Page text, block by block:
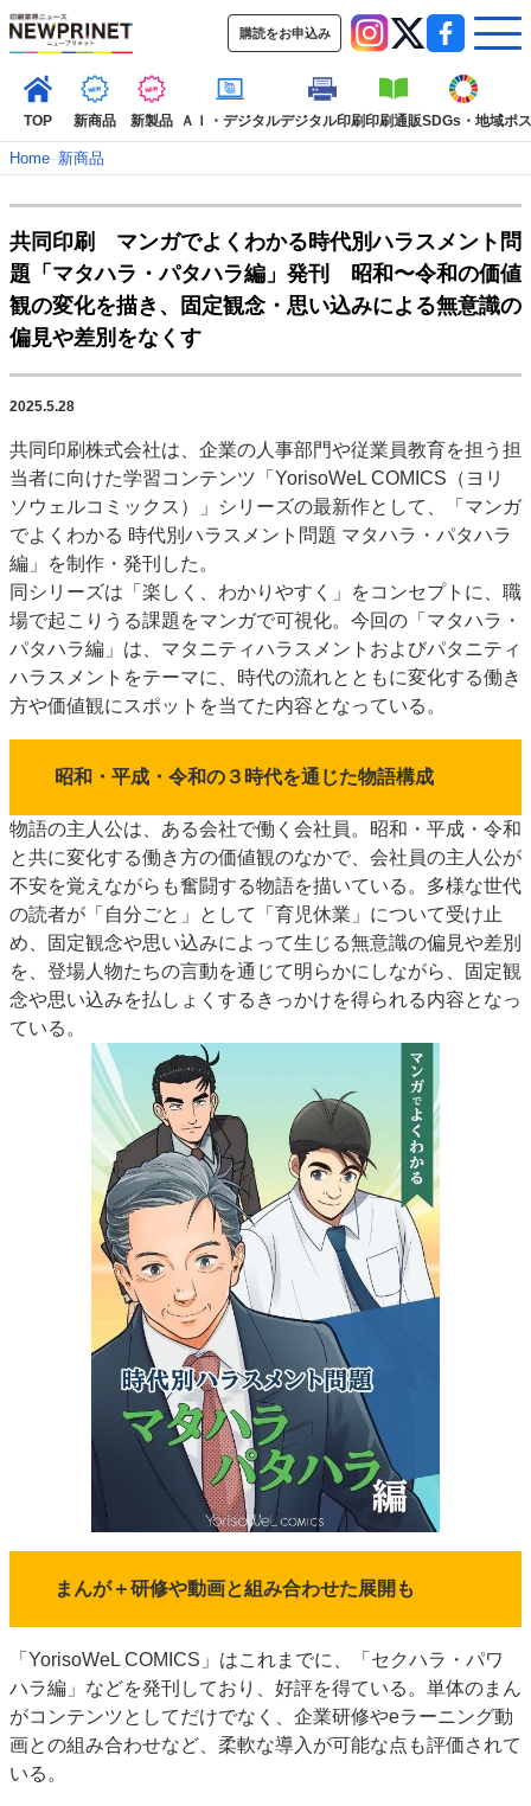
購読をお申込み
TOP 新商品 新製品 ＡＩ・デジタルデジタル印刷印刷通販SDGs・地域ポ
TOP
新着記事 特集記事
動画コンテンツ
インタビュー
コレクション
カテゴリー一覧
新商品 新製品 ＡＩ・デジタル デジタル印刷
印刷通販
SDGs・地域
市場・統計
人事・移転・異動・訃報
特集記事カテゴリー一覧
2022 見える化・MIS特集
特集・デジタル印刷 アイデアで勝負！ ～多様なビジネス・多彩な商材～
JAPAN PACK 2023 特集
中古印刷機・製本機特集
2022 検査・校正特集
特集・デジタル印刷 ～ 新成長軌道を描く
案内
発刊案内
JFPI印刷用語集 印刷機材年鑑
会社案内
購読・購入申し込み
サイトポリシー
お問い合わせ
Home–新商品
共同印刷 マンガでよくわかる時代別ハラスメント問
題「マタハラ・パタハラ編」発刊 昭和〜令和の価値
観の変化を描き、固定観念・思い込みによる無意識の
偏見や差別をなくす
2025.5.28
共同印刷株式会社は、企業の人事部門や従業員教育を担う担
当者に向けた学習コンテンツ「YorisoWeL COMICS（ヨリ
ソウェルコミックス）」シリーズの最新作として、「マンガ
でよくわかる 時代別ハラスメント問題 マタハラ・パタハラ
編」を制作・発刊した。
同シリーズは「楽しく、わかりやすく」をコンセプトに、職
場で起こりうる課題をマンガで可視化。今回の「マタハラ・
パタハラ編」は、マタニティハラスメントおよびパタニティ
ハラスメントをテーマに、時代の流れとともに変化する働き
方や価値観にスポットを当てた内容となっている。
昭和・平成・令和の３時代を通じた物語構成
物語の主人公は、ある会社で働く会社員。昭和・平成・令和
と共に変化する働き方の価値観のなかで、会社員の主人公が
不安を覚えながらも奮闘する物語を描いている。多様な世代
の読者が「自分ごと」として「育児休業」について受け止
め、固定観念や思い込みによって生じる無意識の偏見や差別
を、登場人物たちの言動を通じて明らかにしながら、固定観
念や思い込みを払しょくするきっかけを得られる内容となっ
ている。
まんが＋研修や動画と組み合わせた展開も
「YorisoWeL COMICS」はこれまでに、「セクハラ・パワ
ハラ編」などを発刊しており、好評を得ている。単体のまん
がコンテンツとしてだけでなく、企業研修やeラーニング動
画との組み合わせなど、柔軟な導入が可能な点も評価されて
いる。